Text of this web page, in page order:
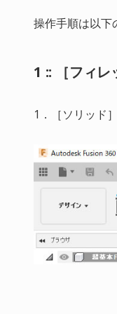
操作手順は以下
1 :: ［フィ
1．［ソリッド